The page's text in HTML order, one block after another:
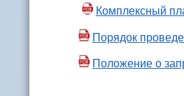
Комплексный
Порядок
Положение о